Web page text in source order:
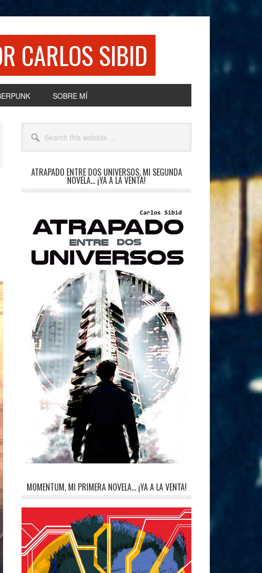
CARLOS SIBID
SOBRE MÍ
Primary
Sidebar
this
website
ATRAPADO ENTRE DOS UNIVERSOS, MI SEGUNDA
NOVELA… ¡YA A LA VENTA!
MOMENTUM, MI PRIMERA NOVELA… ¡YA A LA VENTA!